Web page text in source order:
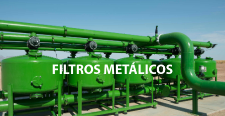
FILTROS METÁLICOS